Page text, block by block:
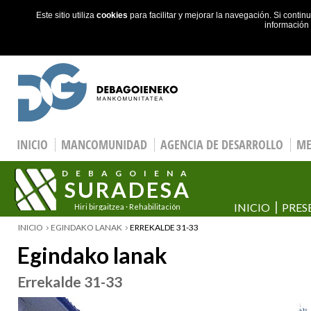
Este sitio utiliza cookies para facilitar y mejorar la navegación. Si
Skip to main content
INICIO MANCOMUNIDAD AGENCIA DE DESARROLLO
DEBAGOIENA
SURADESA
Hiri birgaitzea · Rehabilitación
INICIO
ESTÁS EN
INICIO EGINDAKO LANAK ERREKALDE 31-33
Egindako lanak
Errekalde 31-33